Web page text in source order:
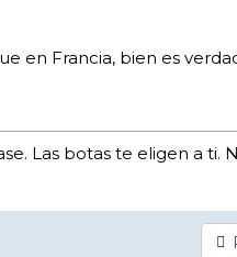
en Francia, bien es
Las botas te eligen a ti.